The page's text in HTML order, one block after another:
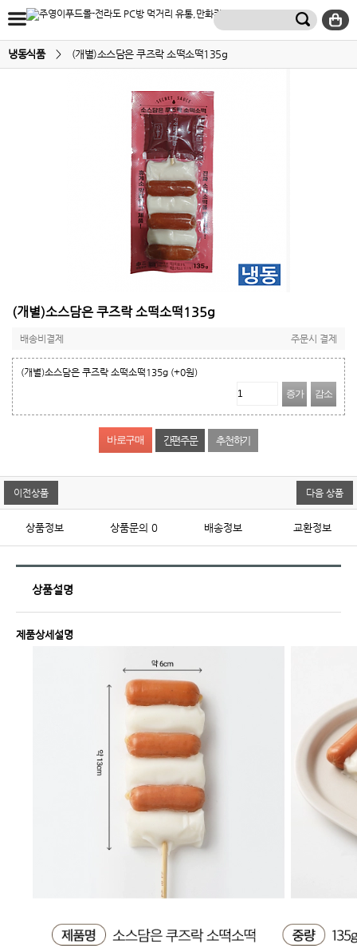
냉동식품 > (개별)소스담은 쿠즈락 소떡소떡135g
(개별)소스담은 쿠즈락 소떡소떡135g
배송비결제 주문시 결제
(개별)소스담은 쿠즈락 소떡소떡135g (+0원)
증가
감소
간편주문 추천하기
이전상품 다음 상품
상품정보 상품문의 0 배송정보 교환정보
상품설명
제품상세설명